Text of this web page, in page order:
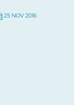
25 NOV 2016